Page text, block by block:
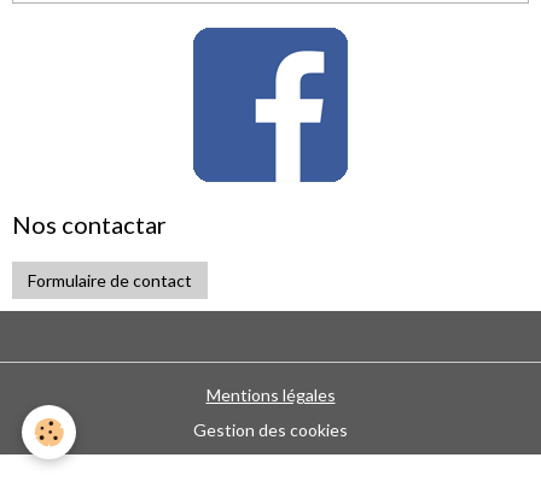
Nos contactar
Formulaire de contact
Mentions légales
Gestion des cookies